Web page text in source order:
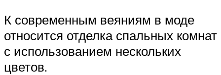
К современным веяниям в моде
относится отделка спальных комнат
с использованием нескольких
цветов.